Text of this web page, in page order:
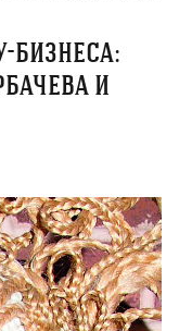
бизнеса:
и